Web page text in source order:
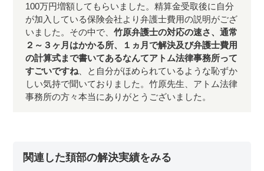
100万円増額してもらいました。精算金受取後に自分
が加入している保険会社より弁護士費用の説明がござ
いました。その中で、 竹原弁護士の対応の速さ、通常
２～３ヶ月はかかる所、１ヵ月で解決及び弁護士費用
の計算式まで書いてあるなんてアトム法律事務所って
すごいですね、と自分がほめられているような恥ずか
しい気持で聞いておりました。竹原先生、アトム法律
事務所の方々本当にありがとうございました。
関連した頚部の解決実績をみる